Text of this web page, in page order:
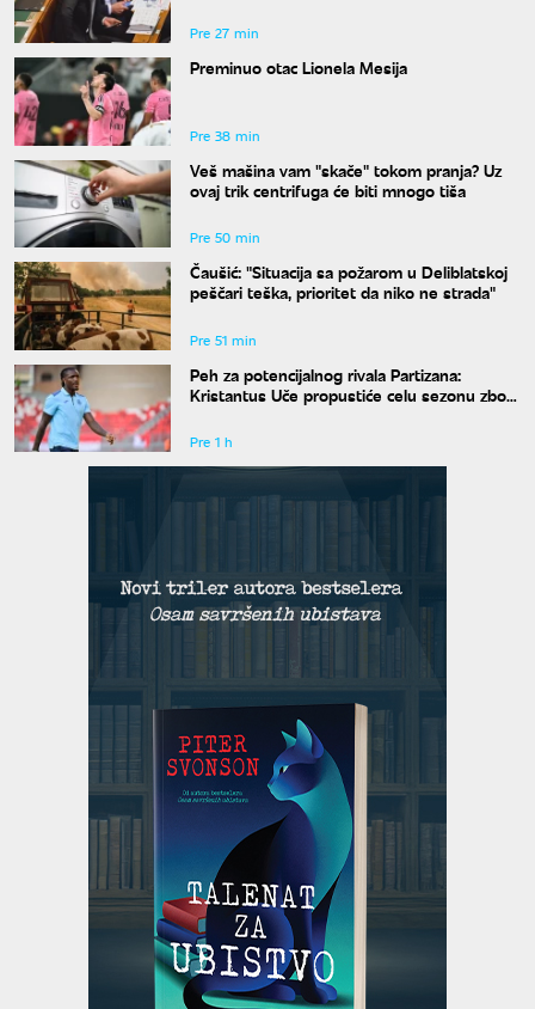
Pre 27 min
Preminuo otac Lionela Mesija
Pre 38 min
Veš mašina vam "skače" tokom pranja? Uz
ovaj trik centrifuga će biti mnogo tiša
Pre 50 min
Čaušić: "Situacija sa požarom u Deliblatskoj
peščari teška, prioritet da niko ne strada"
Pre 51 min
Peh za potencijalnog rivala Partizana:
Kristantus Uče propustiće celu sezonu zbog
Pre 1 h